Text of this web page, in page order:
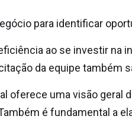
para identificar
ao se investir na
da equipe também
oferece uma visão geral
é fundamental a